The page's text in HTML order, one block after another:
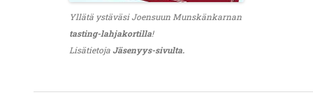
Yllätä ystäväsi Joensuun Munskänkarnan
tasting-lahjakortilla!
Lisätietoja Jäsenyys-sivulta.